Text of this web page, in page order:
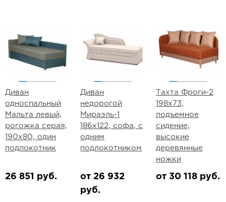
Диван
односпальный
Мальта левый,
рогожка серая,
190х80, один
подлокотник
26 851 руб.
Диван
недорогой
Мираэль-1
186х122, софа, с
одним
подлокотником
от 26 932
руб.
Тахта Фроги-2
198х73,
подъемное
сидение,
высокие
деревянные
ножки
от 30 118 руб.